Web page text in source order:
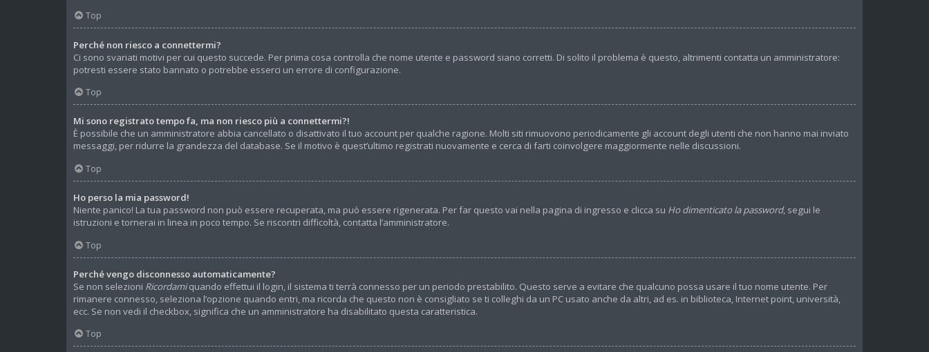
Top
Perché non riesco a connettermi?
Ci sono svariati motivi per cui questo succede. Per prima cosa controlla che nome utente e password siano corretti. Di solito il problema è questo, altrimenti contatta un amministratore:
potresti essere stato bannato o potrebbe esserci un errore di configurazione.
Top
Mi sono registrato tempo fa, ma non riesco più a connettermi?!
È possibile che un amministratore abbia cancellato o disattivato il tuo account per qualche ragione. Molti siti rimuovono periodicamente gli account degli utenti che non hanno mai inviato
messaggi, per ridurre la grandezza del database. Se il motivo è quest’ultimo registrati nuovamente e cerca di farti coinvolgere maggiormente nelle discussioni.
Top
Ho perso la mia password!
Niente panico! La tua password non può essere recuperata, ma può essere rigenerata. Per far questo vai nella pagina di ingresso e clicca su Ho dimenticato la password, segui le
istruzioni e tornerai in linea in poco tempo. Se riscontri difficoltà, contatta l’amministratore.
Top
Perché vengo disconnesso automaticamente?
Se non selezioni Ricordamiquando effettui il login, il sistema ti terrà connesso per un periodo prestabilito. Questo serve a evitare che qualcuno possa usare il tuo nome utente. Per
rimanere connesso, seleziona l’opzione quando entri, ma ricorda che questo non è consigliato se ti colleghi da un PC usato anche da altri, ad es. in biblioteca, Internet point, università,
ecc. Se non vedi il checkbox, significa che un amministratore ha disabilitato questa caratteristica.
Top